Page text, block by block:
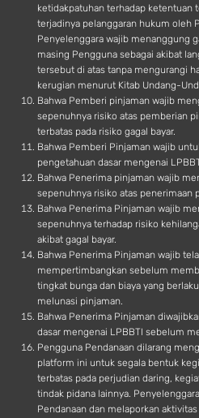
ketidakpatuhan terhadap ketentuan
terjadinya pelanggaran hukum oleh
Penyelenggara wajib menanggung
masing Pengguna sebagai akibat
tersebut di atas tanpa mengurangi
kerugian menurut Kitab Undang-
Bahwa Pemberi pinjaman wajib
sepenuhnya risiko atas pemberian
terbatas pada risiko gagal bayar.
Bahwa Pemberi Pinjaman wajib
pengetahuan dasar mengenai
Bahwa Penerima pinjaman wajib
sepenuhnya risiko atas penerimaan
Bahwa Penerima Pinjaman wajib
sepenuhnya terhadap risiko
akibat gagal bayar.
Bahwa Penerima Pinjaman wajib
mempertimbangkan sebelum
tingkat bunga dan biaya yang
melunasi pinjaman.
Bahwa Penerima Pinjaman
dasar mengenai LPBBTI sebelum
Pengguna Pendanaan dilarang
platform ini untuk segala bentuk
terbatas pada perjudian daring,
tindak pidana lainnya.
Pendanaan dan melaporkan